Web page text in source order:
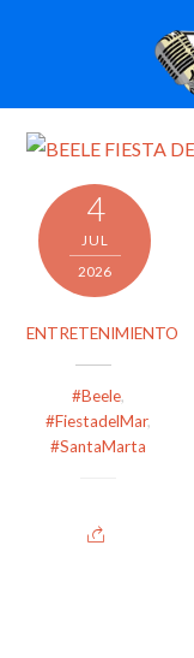
4
JUL
2026
ENTRETENIMIENTO
#Beele,
#FiestadelMar,
#SantaMarta